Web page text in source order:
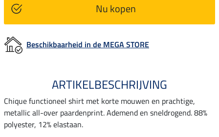
Nu kopen
Beschikbaarheid in de MEGA STORE
ARTIKELBESCHRIJVING
Chique functioneel shirt met korte mouwen en prachtige,
metallic all-over paardenprint. Ademend en sneldrogend. 88%
polyester, 12% elastaan.